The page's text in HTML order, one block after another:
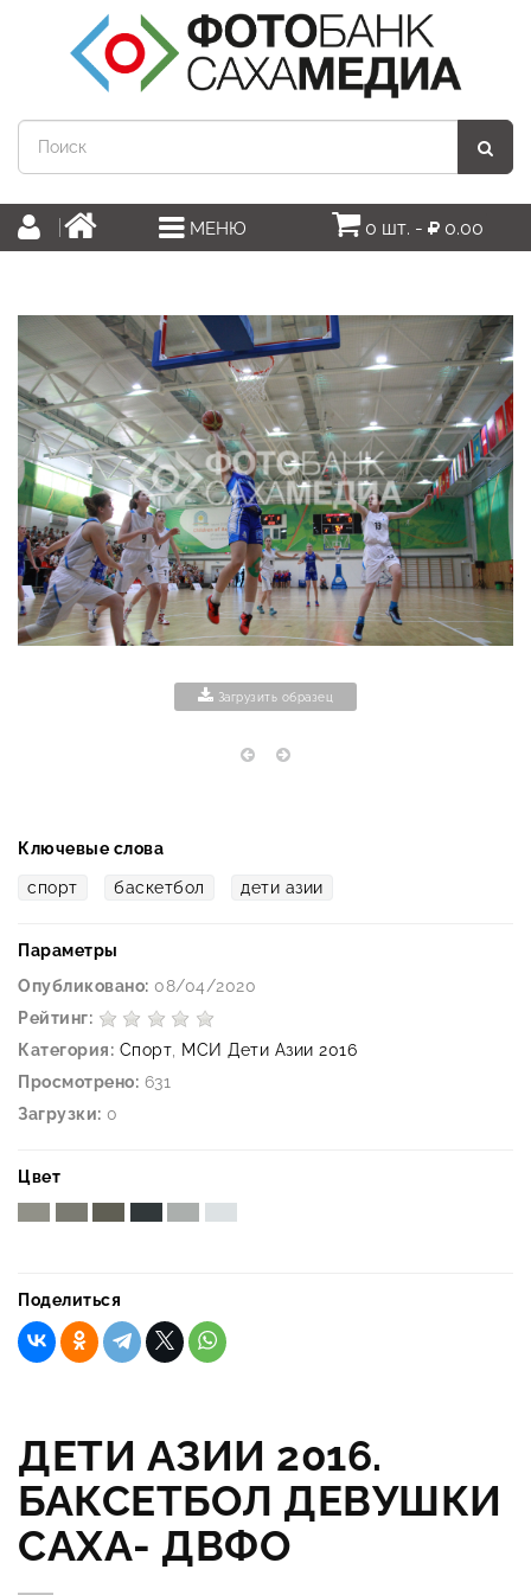
МЕНЮ 0 шт. - 0.00
Загрузить образец
Ключевые слова
спорт баскетбол дети азии
Параметры
Опубликовано: 08/04/2020
Рейтинг:
Категория: Спорт
МСИ Дети Азии 2016
Просмотрено: 631
Загрузки: 0
Цвет
Поделиться
ДЕТИ АЗИИ 2016.
БАКСЕТБОЛ ДЕВУШКИ
САХА- ДВФО